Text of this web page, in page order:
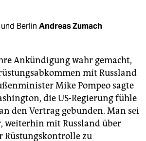
Berlin Andreas Zumach
Ankündigung wahr gemacht,
mit Russland
Mike Pompeo sagte
die US-Regierung fühle
den Vertrag gebunden. Man sei
weiterhin mit Russland über
Rüstungskontrolle zu